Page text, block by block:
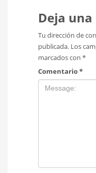
Deja
Tu dirección de
publicada. Los
marcados con *
Comentario*